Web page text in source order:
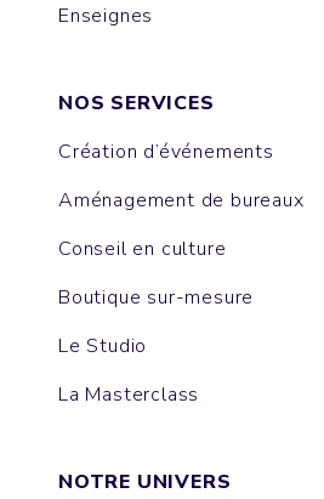
Enseignes
NOS SERVICES
Création d’événements
Aménagement de bureaux
Conseil en culture
Boutique sur-mesure
Le Studio
La Masterclass
NOTRE UNIVERS